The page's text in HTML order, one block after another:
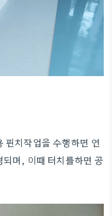
핀치작업을 수행하면 연
며, 이때 터치를하면 공